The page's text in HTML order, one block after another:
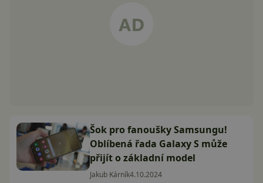
Šok pro fanoušky Samsungu!
Oblíbená řada Galaxy S může
přijít o základní model
Jakub Kárník4.10.2024